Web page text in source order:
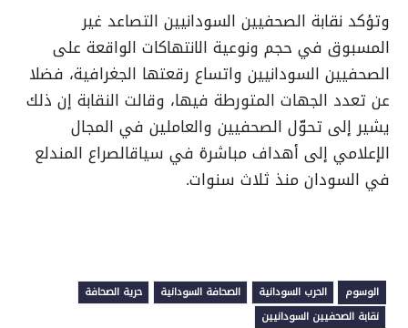
وتؤكد نقابة الصحفيين السودانيين التصاعد غير
المسبوق في حجم ونوعية الانتهاكات الواقعة على
الصحفيين السودانيين واتساع رقعتها الجغرافية، فضلا
عن تعدد الجهات المتورطة فيها، وقالت النقابة إن ذلك
يشير إلى تحوّل الصحفيين والعاملين في المجال
الإعلامي إلى أهداف مباشرة في سياقالصراع المندلع
في السودان منذ ثلاث سنوات.
الوسوم الحرب السودانية الصحافة السودانية
حرية الصحافة
نقابة الصحفيين السودانيين